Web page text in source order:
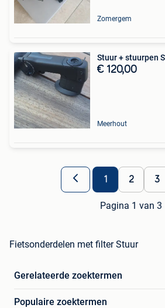
Zomergem
Stuur + stuurpen
€ 120,00
Meerhout
1 2 3
Pagina 1 van 3
Fietsonderdelen met filter Stuur
Gerelateerde zoektermen
Populaire zoektermen